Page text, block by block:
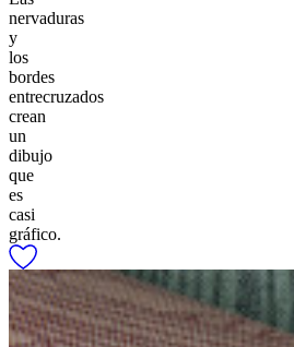
nervaduras
y
los
bordes
entrecruzados
crean
un
dibujo
que
es
casi
gráfico.